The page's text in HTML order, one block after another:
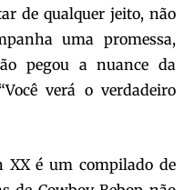
de qualquer jeito, não
uma promessa,
pegou a nuance da
verá o verdadeiro
XX é um compilado de